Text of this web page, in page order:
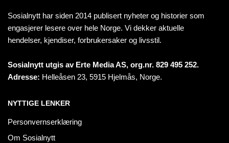
Sosialnytt har siden 2014 publisert nyheter og historier som
engasjerer lesere over hele Norge. Vi dekker aktuelle
hendelser, kjendiser, forbrukersaker og livsstil.
Sosialnytt utgis av Erte Media AS, org.nr. 829 495 252.
Adresse: Helleåsen 23, 5915 Hjelmås, Norge.
NYTTIGE LENKER
Personvernserklæring
Om Sosialnytt